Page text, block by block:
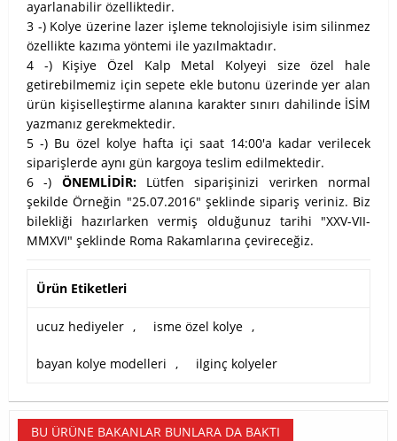
ayarlanabilir özelliktedir.
3 -) Kolye üzerine lazer işleme teknolojisiyle isim silinmez
özellikte kazıma yöntemi ile yazılmaktadır.
4 -) Kişiye Özel Kalp Metal Kolyeyi size özel hale
getirebilmemiz için sepete ekle butonu üzerinde yer alan
ürün kişiselleştirme alanına karakter sınırı dahilinde İSİM
yazmanız gerekmektedir.
5 -) Bu özel kolye hafta içi saat 14:00'a kadar verilecek
siparişlerde aynı gün kargoya teslim edilmektedir.
6 -) ÖNEMLİDİR:Lütfen siparişinizi verirken normal
şekilde Örneğin "25.07.2016" şeklinde sipariş veriniz. Biz
bilekliği hazırlarken vermiş olduğunuz tarihi "XXV-VII-
MMXVI" şeklinde Roma Rakamlarına çevireceğiz.
Ürün Etiketleri
ucuz hediyeler , isme özel kolye ,
bayan kolye modelleri , ilginç kolyeler
BU ÜRÜNE BAKANLAR BUNLARA DA BAKTI